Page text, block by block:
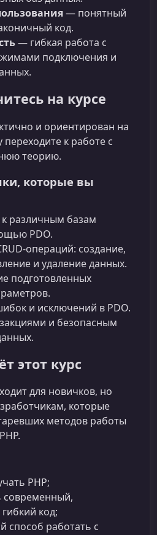
— понятный
код.
— гибкая работа с
подключения и
на курсе
и ориентирован на
переходите к работе с
теорию.
которые вы
различным базам
PDO.
операций: создание,
и удаление данных.
подготовленных
и исключений в PDO.
и безопасным
этот курс
для новичков, но
которые
методов работы
PHP;
современный,
код;
способ работать с